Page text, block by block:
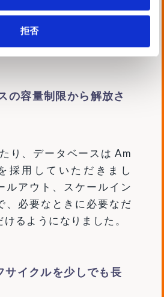
拒否
Encrypt by default」の
き、ストレージの暗号
化を行いました。
の容量制限から解放さ
り、データベースは Am
採用していただきまし
ルアウト、スケールイン
、必要なときに必要なだ
るようになりました。
サイクルを少しでも長